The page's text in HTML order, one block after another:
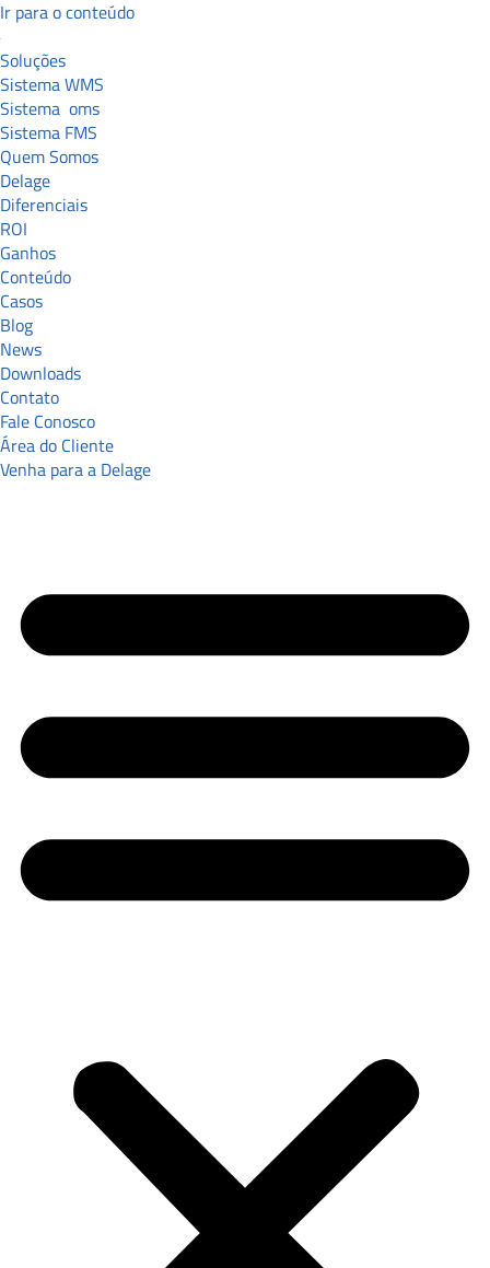
Ir para o conteúdo
Soluções
Sistema WMS
Sistema oms
Sistema FMS
Quem Somos
Delage
Diferenciais
ROI
Ganhos
Conteúdo
Casos
Blog
News
Downloads
Contato
Fale Conosco
Área do Cliente
Venha para a Delage